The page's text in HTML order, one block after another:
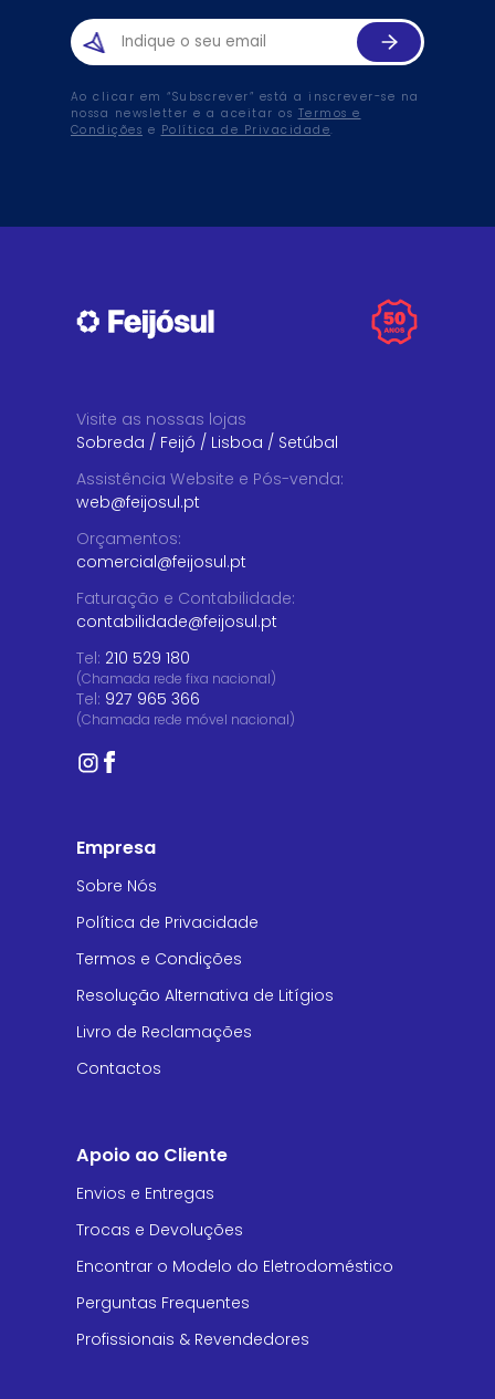
Ao clicar em “Subscrever” está a inscrever-se na
nossa newsletter e a aceitar os Termos e
Condições e Política de Privacidade.
Visite as nossas lojas
Sobreda / Feijó / Lisboa / Setúbal
Assistência Website e Pós-venda:
web@feijosul.pt
Orçamentos:
comercial@feijosul.pt
Faturação e Contabilidade:
contabilidade@feijosul.pt
Tel: 210 529 180
(Chamada rede fixa nacional)
Tel: 927 965 366
(Chamada rede móvel nacional)
Empresa
Sobre Nós
Política de Privacidade
Termos e Condições
Resolução Alternativa de Litígios
Livro de Reclamações
Contactos
Apoio ao Cliente
Envios e Entregas
Trocas e Devoluções
Encontrar o Modelo do Eletrodoméstico
Perguntas Frequentes
Profissionais & Revendedores